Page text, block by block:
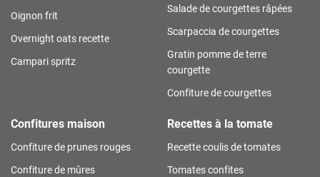
Oignon frit
Overnight oats recette
Campari spritz
Salade de courgettes râpées
Scarpaccia de courgettes
Gratin pomme de terre
courgette
Confiture de courgettes
Confitures maison
Confiture de prunes rouges
Confiture de mûres
Recettes à la tomate
Recette coulis de tomates
Tomates confites